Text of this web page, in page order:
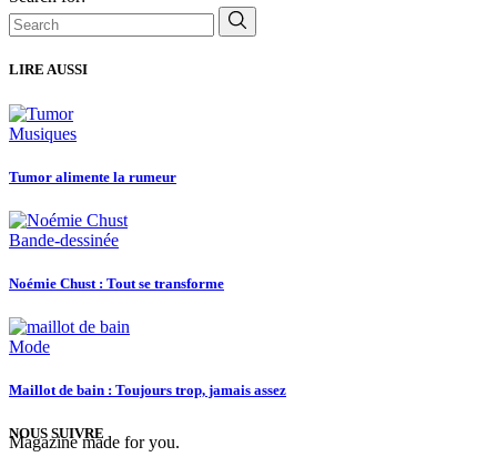
LIRE AUSSI
Musiques
Tumor alimente la rumeur
Bande-dessinée
Noémie Chust : Tout se transforme
Mode
Maillot de bain : Toujours trop, jamais assez
NOUS SUIVRE
Magazine made for you.